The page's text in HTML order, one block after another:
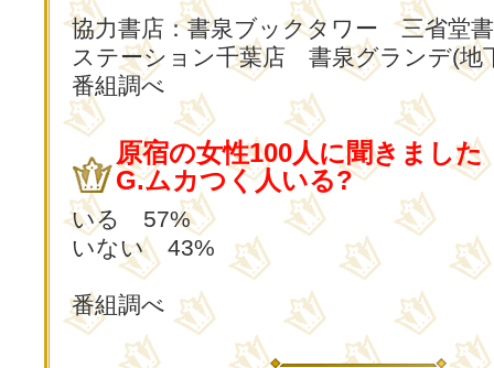
協力書店：書泉ブックタワー 三省堂
ステーション千葉店 書泉グランデ(地
番組調べ
原宿の女性100人に聞きました
G.ムカつく人いる?
いる 57%
いない 43%
番組調べ